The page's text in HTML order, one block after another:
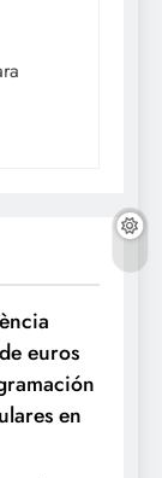
euros
en